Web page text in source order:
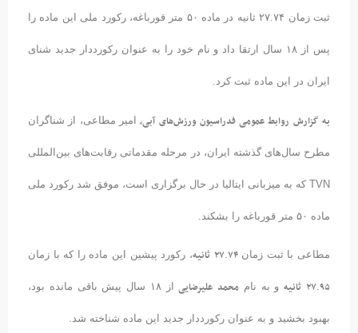
ثبت زمان ۲۷.۷۴ ثانیه در ماده ۵۰ متر قورباغه، رکورد ملی این ماده را
پس از ۱۸ سال ارتقا داد و نام خود را به عنوان رکورددار جدید شنای
ایران در این ماده ثبت کرد.
به گزارش روابط عمومی فدراسیون ورزش‌های آبی، امیر مطاعی، از شناگران
مطرح سال‌های گذشته ایران، در مرحله مقدماتی رقابت‌های بین‌المللی
TVN که به میزبانی ایتالیا در حال برگزاری است، موفق شد رکورد ملی
ماده ۵۰ متر قورباغه را بشکند.
مطاعی با ثبت زمان ۲۷.۷۴ ثانیه، رکورد پیشین این ماده را که با زمان
۲۷.۹۵ ثانیهو به نام محمد علیرضایی از ۱۸ سال پیش باقی مانده بود،
بهبود بخشید و به عنوان رکورددار جدید این ماده شناخته شد.